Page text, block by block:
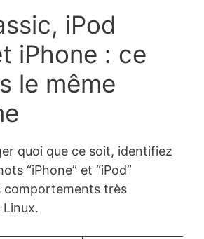
iPod
iPhone : ce
le même
quoi que ce soit, identifiez
“iPhone” et “iPod”
comportements très